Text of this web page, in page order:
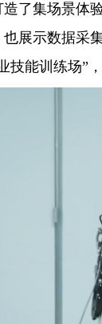
集场景体验
展示数据采
技能训练场”